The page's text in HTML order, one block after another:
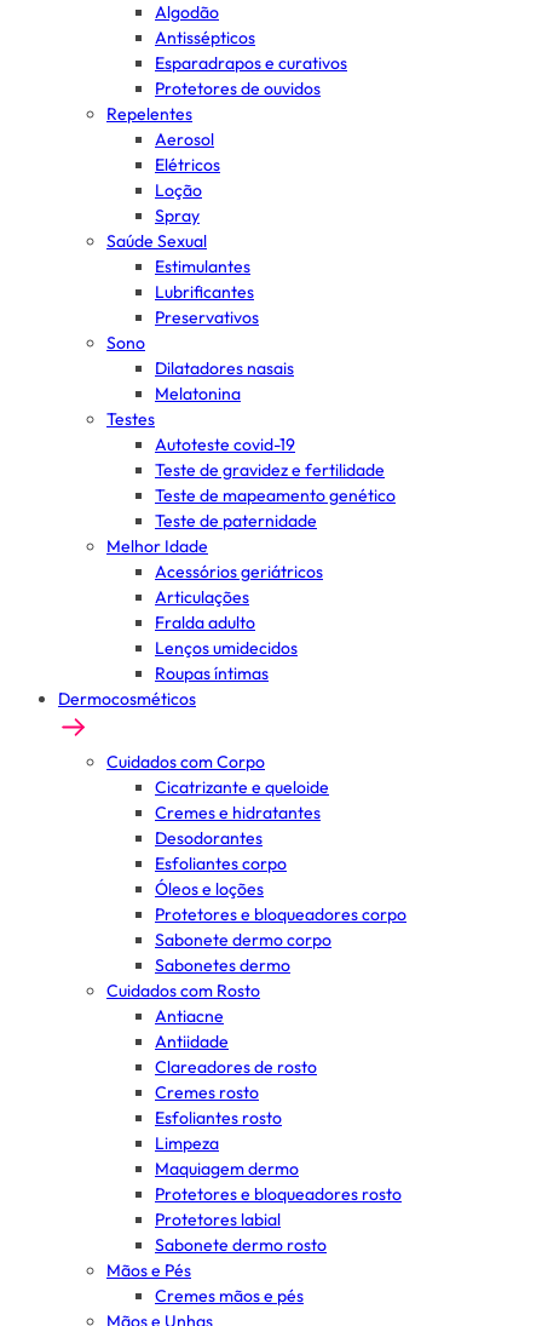
Algodão
Antissépticos
Esparadrapos e curativos
Protetores de ouvidos
Repelentes
Aerosol
Elétricos
Loção
Spray
Saúde Sexual
Estimulantes
Lubrificantes
Preservativos
Sono
Dilatadores nasais
Melatonina
Testes
Autoteste covid-19
Teste de gravidez e fertilidade
Teste de mapeamento genético
Teste de paternidade
Melhor Idade
Acessórios geriátricos
Articulações
Fralda adulto
Lenços umidecidos
Roupas íntimas
Dermocosméticos
Cuidados com Corpo
Cicatrizante e queloide
Cremes e hidratantes
Desodorantes
Esfoliantes corpo
Óleos e loções
Protetores e bloqueadores corpo
Sabonete dermo corpo
Sabonetes dermo
Cuidados com Rosto
Antiacne
Antiidade
Clareadores de rosto
Cremes rosto
Esfoliantes rosto
Limpeza
Maquiagem dermo
Protetores e bloqueadores rosto
Protetores labial
Sabonete dermo rosto
Mãos e Pés
Cremes mãos e pés
Mãos e Unhas